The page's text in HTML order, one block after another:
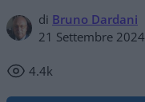
di Bruno Dardani
21 Settembre
4.4k